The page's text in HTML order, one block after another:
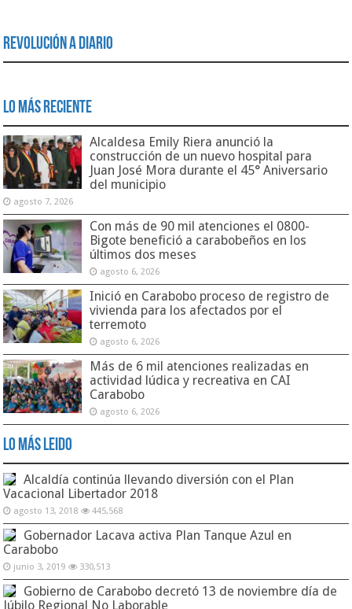
Revolución a Diario
Lo Más Reciente
Alcaldesa Emily Riera anunció la
construcción de un nuevo hospital para
Juan José Mora durante el 45° Aniversario
del municipio
agosto 7, 2026
Con más de 90 mil atenciones el 0800-
Bigote benefició a carabobeños en los
últimos dos meses
agosto 6, 2026
Inició en Carabobo proceso de registro de
vivienda para los afectados por el
terremoto
agosto 6, 2026
Más de 6 mil atenciones realizadas en
actividad lúdica y recreativa en CAI
Carabobo
agosto 6, 2026
Lo Más Leido
Alcaldía continúa llevando diversión con el Plan
Vacacional Libertador 2018
agosto 13, 2018 445,568
Gobernador Lacava activa Plan Tanque Azul en
Carabobo
junio 3, 2019 330,513
Gobierno de Carabobo decretó 13 de noviembre día de
Júbilo Regional No Laborable